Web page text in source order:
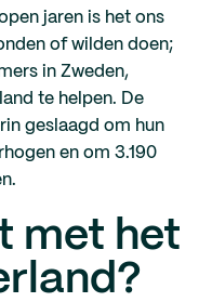
jaren is het ons
of wilden doen;
in Zweden,
te helpen. De
geslaagd om hun
en om 3.190
met het